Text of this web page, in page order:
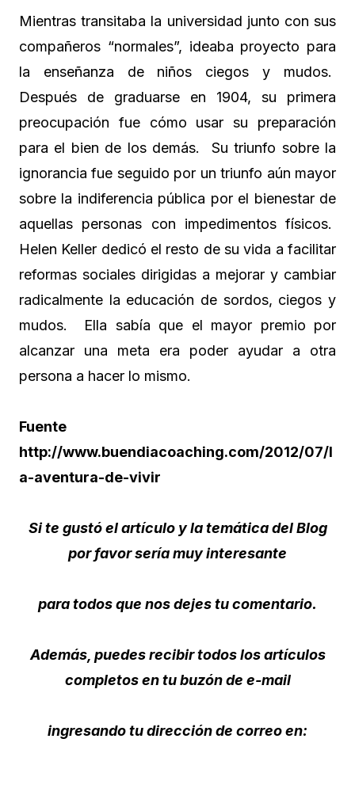
Mientras transitaba la universidad junto con sus
compañeros “normales”, ideaba proyecto para
la enseñanza de niños ciegos y mudos.
Después de graduarse en 1904, su primera
preocupación fue cómo usar su preparación
para el bien de los demás. Su triunfo sobre la
ignorancia fue seguido por un triunfo aún mayor
sobre la indiferencia pública por el bienestar de
aquellas personas con impedimentos físicos.
Helen Keller dedicó el resto de su vida a facilitar
reformas sociales dirigidas a mejorar y cambiar
radicalmente la educación de sordos, ciegos y
mudos. Ella sabía que el mayor premio por
alcanzar una meta era poder ayudar a otra
persona a hacer lo mismo.
Fuente
http://www.buendiacoaching.com/2012/07/l
a-aventura-de-vivir
Si te gustó el artículo y la temática del Blog
por favor sería muy interesante
para todos que nos dejes tu comentario.
Además, puedes recibir todos los artículos
completos en tu buzón de e-mail
ingresando tu dirección de correo en: